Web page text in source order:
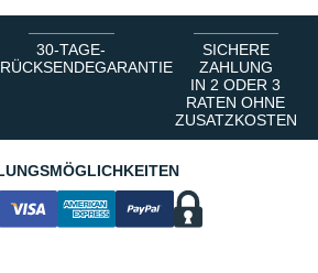
30-TAGE-
RÜCKSENDEGARANTIE
SICHERE
ZAHLUNG
IN 2 ODER 3
RATEN OHNE
ZUSATZKOSTEN